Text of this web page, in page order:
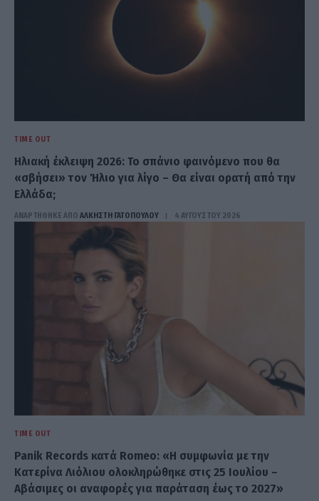
TIME OUT
Ηλιακή έκλειψη 2026: Το σπάνιο φαινόμενο που θα
«σβήσει» τον Ήλιο για λίγο – Θα είναι ορατή από την
Ελλάδα;
ΑΝΑΡΤΗΘΗΚΕ ΑΠΟ ΆΛΚΗΣΤΗ ΓΑΤΟΠΟΎΛΟΥ 4 ΑΥΓΟΎΣΤΟΥ 2026
TIME OUT
Panik Records κατά Romeo: «Η συμφωνία με την
Κατερίνα Λιόλιου ολοκληρώθηκε στις 25 Ιουλίου –
Αβάσιμες οι αναφορές για παράταση έως το 2027»